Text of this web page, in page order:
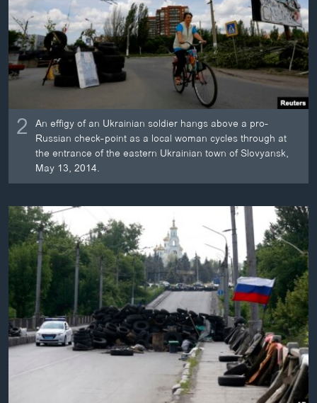
2 An effigy of an Ukrainian soldier hangs above a pro-
Russian check-point as a local woman cycles through at
the entrance of the eastern Ukrainian town of Slovyansk,
May 13, 2014.